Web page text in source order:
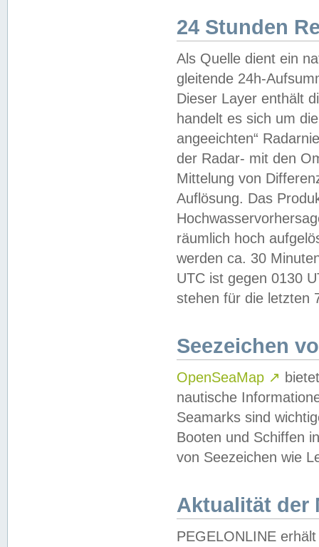
24 Stunden
Als Quelle dient ein
gleitende 24h-
Dieser Layer enthält
handelt es sich um
angeeichten“
der Radar- mit den
Mittelung von
Auflösung. Das
räumlich hoch
werden ca. 30
UTC ist gegen 0130
stehen für die letzten
Seezeichen
OpenSeaMap ↗
nautische
Seamarks sind
Booten und Schiffen
von Seezeichen wie
Aktualität der
PEGELONLINE